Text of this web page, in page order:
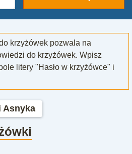
krzyżówek pozwala na
do krzyżówek. Wpisz
litery "Hasło w krzyżówce" i
Asnyka